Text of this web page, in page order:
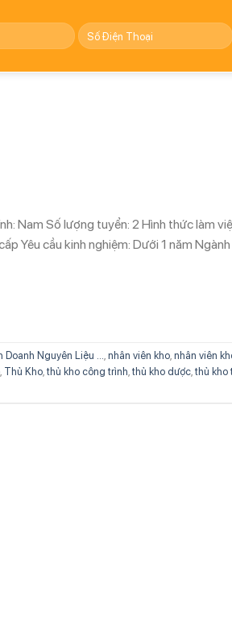
Nam Số lượng tuyển: 2 Hình thức làm
Yêu cầu kinh nghiệm: Dưới 1 năm
Doanh Nguyên Liệu ... nhân viên kho nhân viên
Thủ Kho thủ kho công trình thủ kho dược thủ kho